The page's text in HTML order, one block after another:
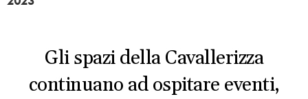
Gli spazi della Cavallerizza
continuano ad ospitare eventi,